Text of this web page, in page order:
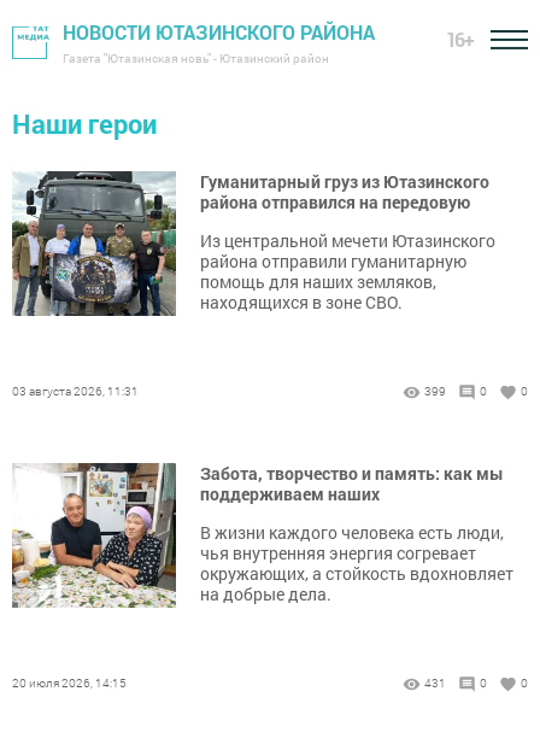
НОВОСТИ ЮТАЗИНСКОГО РАЙОНА
Газета "Ютазинская новь" - Ютазинский район
16+
Наши герои
Гуманитарный груз из Ютазинского
района отправился на передовую
Из центральной мечети Ютазинского
района отправили гуманитарную
помощь для наших земляков,
находящихся в зоне СВО.
03 августа 2026, 11:31 399 0 0
Забота, творчество и память: как мы
поддерживаем наших
В жизни каждого человека есть люди,
чья внутренняя энергия согревает
окружающих, а стойкость вдохновляет
на добрые дела.
20 июля 2026, 14:15 431 0 0